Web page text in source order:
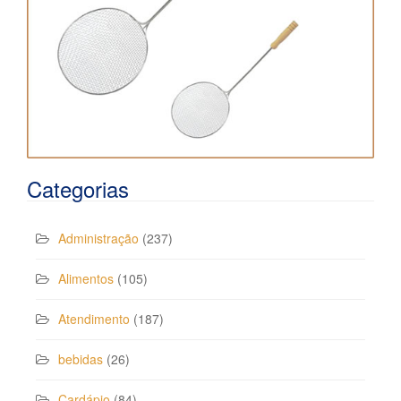
Categorias
Administração (237)
Alimentos (105)
Atendimento (187)
bebidas (26)